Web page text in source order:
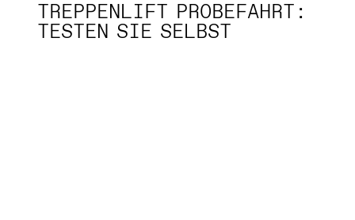
TREPPENLIFT PROBEFAHRT:
TESTEN SIE SELBST